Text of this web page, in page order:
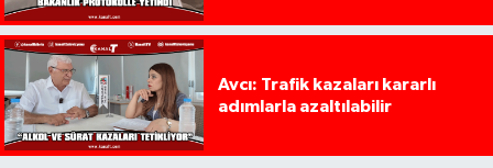
Avcı: Trafik kazaları kararlı
adımlarla azaltılabilir